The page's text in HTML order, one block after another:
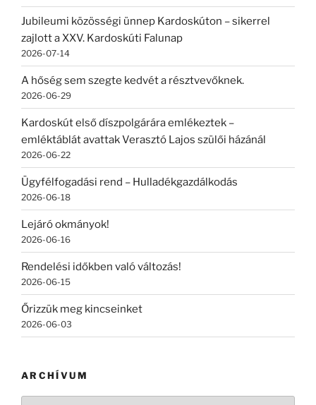
Jubileumi közösségi ünnep Kardoskúton – sikerrel
zajlott a XXV. Kardoskúti Falunap
2026-07-14
A hőség sem szegte kedvét a résztvevőknek.
2026-06-29
Kardoskút első díszpolgárára emlékeztek –
emléktáblát avattak Verasztó Lajos szülői házánál
2026-06-22
Ügyfélfogadási rend – Hulladékgazdálkodás
2026-06-18
Lejáró okmányok!
2026-06-16
Rendelési időkben való változás!
2026-06-15
Őrizzük meg kincseinket
2026-06-03
ARCHÍVUM